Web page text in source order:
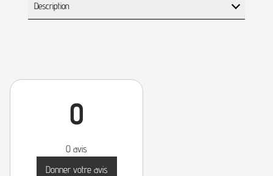
Description
0
0 avis
Donner votre avis